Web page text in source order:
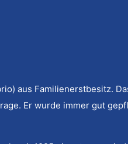
aus Familienerstbesitz.
Er wurde immer gut